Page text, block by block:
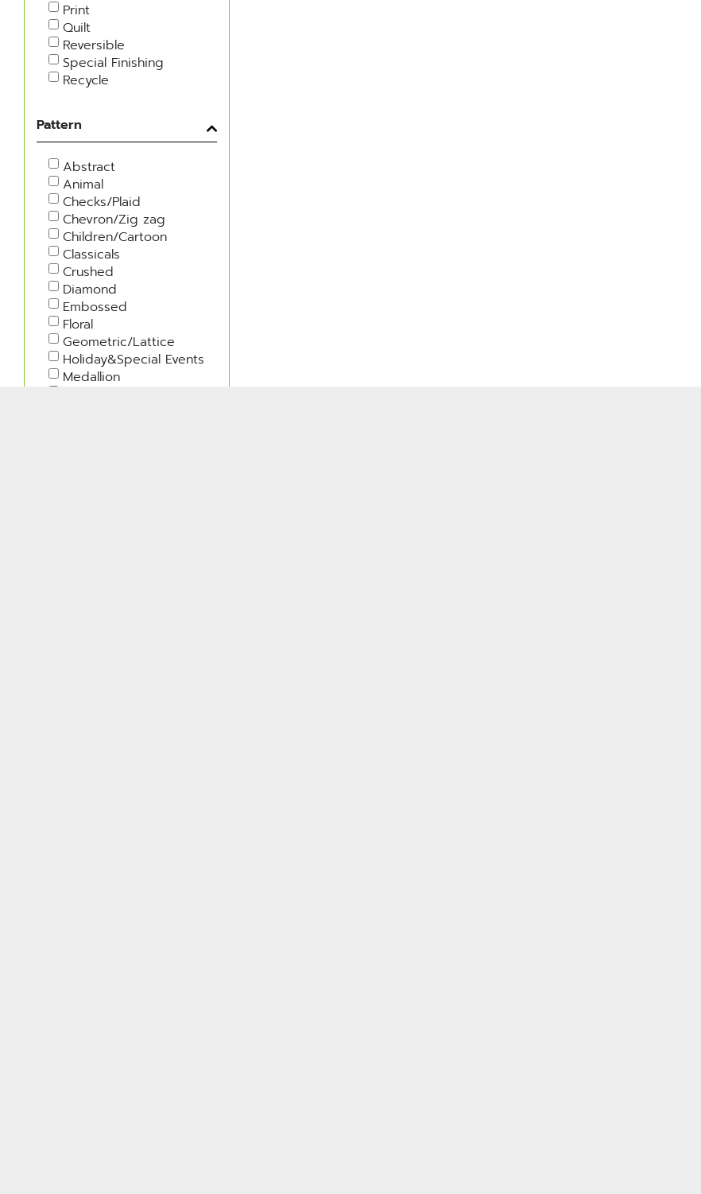
Print
Quilt
Reversible
Special Finishing
Recycle
Pattern
Abstract
Animal
Checks/Plaid
Chevron/Zig zag
Children/Cartoon
Classicals
Crushed
Diamond
Embossed
Floral
Geometric/Lattice
Holiday&Special Events
Medallion